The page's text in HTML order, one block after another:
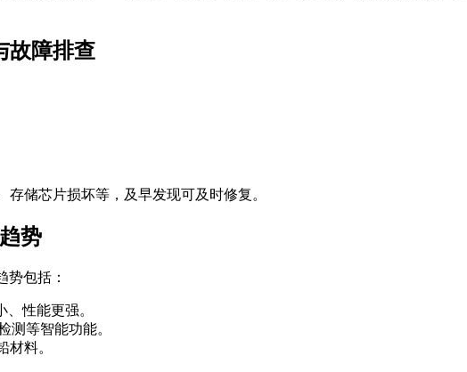
故障排查
储芯片损坏等，及早发现可及时修复。
势
势包括：
性能更强。
等智能功能。
料。